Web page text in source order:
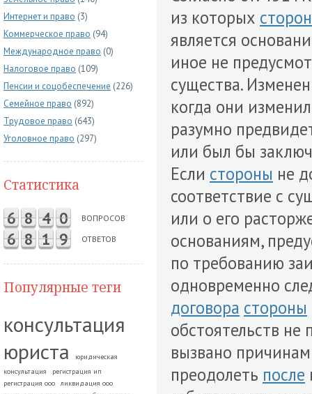
Интернет и право (3)
Коммерческое право (94)
Международное право (0)
Налоговое право (109)
Пенсии и соцобеспечение (226)
Семейное право (892)
Трудовое право (643)
Уголовное право (297)
Статистика
6 8 4 0 ВОПРОСОВ
6 8 1 9 ОТВЕТОВ
Популярные теги
консультация
юриста
юридическая
консультация
регистрация ип
регистрация ооо
ликвидация ооо
из которых
является
иное не
существа.
когда они
разумно
или был бы
Если стороны не
соответствие с
или о его
основаниям,
по требованию
одновременно
договора стороны
обстоятельств не
вызвано
преодолеть после